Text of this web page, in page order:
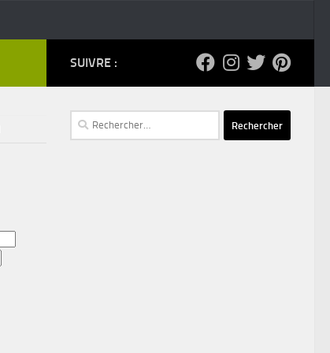
SUIVRE :
Rechercher :